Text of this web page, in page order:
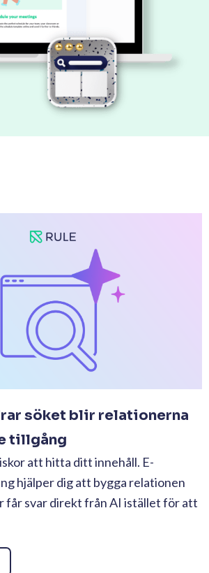
söket blir relationerna
tillgång
att hitta ditt innehåll. E-
hjälper dig att bygga relationen
får svar direkt från AI istället för att